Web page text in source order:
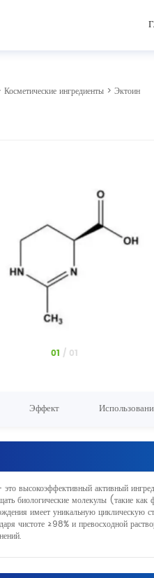
Косметические ингредиенты> Эктоин
1 / 1
Эффект
высокоэффективный активный
биологические молекулы (такие
имеет уникальную циклическую
чистоте ≥98% и превосходной